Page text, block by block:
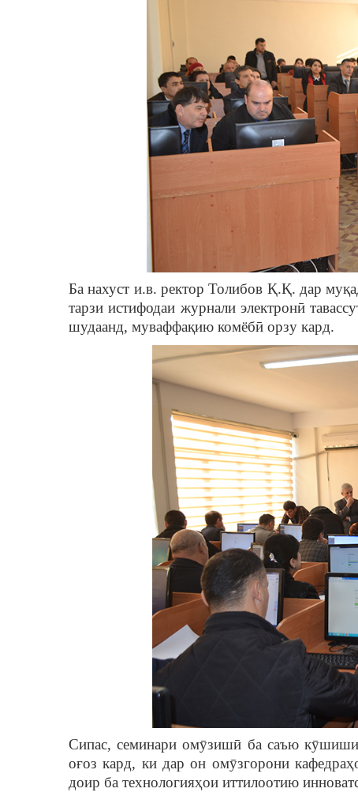
Ба нахуст и.в. ректор Толибов Қ.Қ. дар
тарзи истифодаи журнали электронӣ
шудаанд, муваффақию комёбӣ орзу кард.
Сипас, семинари омӯзишӣ ба саъю
оғоз кард, ки дар он омӯзгорони
доир ба технологияҳои иттилоотию